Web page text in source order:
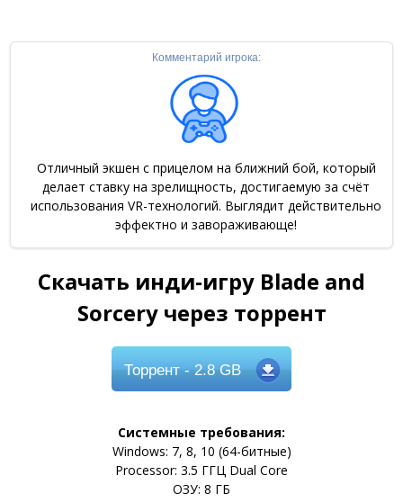
Комментарий игрока:
Отличный экшен с прицелом на ближний бой, который
делает ставку на зрелищность, достигаемую за счёт
использования VR-технологий. Выглядит действительно
эффектно и завораживающе!
Скачать инди-игру Blade and
Sorcery через торрент
Торрент- 2.8 GB
Системные требования:
Windows: 7, 8, 10 (64-битные)
Processor: 3.5 ГГЦ Dual Core
ОЗУ: 8 ГБ